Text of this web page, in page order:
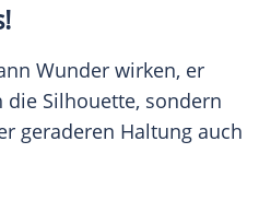
Wunder wirken, er
Silhouette, sondern
geraderen Haltung auch